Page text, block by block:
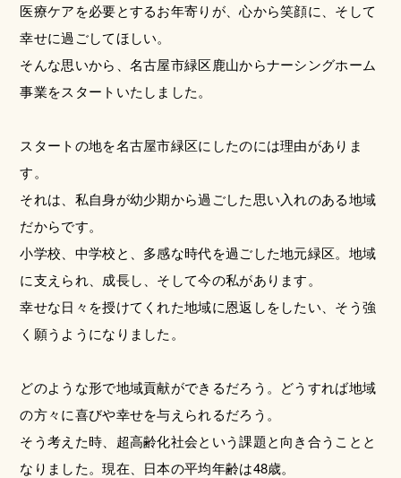
医療ケアを必要とするお年寄りが、心から笑顔に、そして
幸せに過ごしてほしい。
そんな思いから、名古屋市緑区鹿山からナーシングホーム
事業をスタートいたしました。
スタートの地を名古屋市緑区にしたのには理由がありま
す。
それは、私自身が幼少期から過ごした思い入れのある地域
だからです。
小学校、中学校と、多感な時代を過ごした地元緑区。地域
に支えられ、成長し、そして今の私があります。
幸せな日々を授けてくれた地域に恩返しをしたい、そう強
く願うようになりました。
どのような形で地域貢献ができるだろう。どうすれば地域
の方々に喜びや幸せを与えられるだろう。
そう考えた時、超高齢化社会という課題と向き合うことと
なりました。現在、日本の平均年齢は48歳。